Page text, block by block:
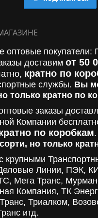
оптовые покупатели:
доставим от 50
кратно по
службы. Вы
только кратно по
заказы
Компании
по коробкам.
но только
крупными
Линии, ПЭК,
Мега Транс,
Компания, ТК
Триалком,
итд.